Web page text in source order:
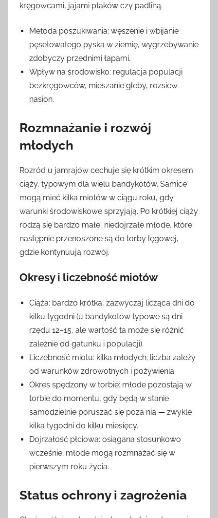
kręgowcami, jajami ptaków czy padliną.
Metoda poszukiwania: węszenie i wbijanie
pęsetowatego pyska w ziemię, wygrzebywanie
zdobyczy przednimi łapami.
Wpływ na środowisko: regulacja populacji
bezkręgowców, mieszanie gleby, rozsiew
nasion.
Rozmnażanie i rozwój
młodych
Rozród u jamrajów cechuje się krótkim okresem
ciąży, typowym dla wielu bandykotów. Samice
mogą mieć kilka miotów w ciągu roku, gdy
warunki środowiskowe sprzyjają. Po krótkiej ciąży
rodzą się bardzo małe, niedojrzałe młode, które
następnie przenoszone są do torby lęgowej,
gdzie kontynuują rozwój.
Okresy i liczebność miotów
Ciąża: bardzo krótka, zazwyczaj licząca dni do
kilku tygodni (u bandykotów typowe są dni
rzędu 12–15, ale wartość ta może się różnić
zależnie od gatunku i populacji).
Liczebność miotu: kilka młodych; liczba zależy
od warunków zdrowotnych i pożywienia.
Okres spędzony w torbie: młode pozostają w
torbie do momentu, gdy będą w stanie
samodzielnie poruszać się poza nią — zwykle
kilka tygodni do kilku miesięcy.
Dojrzałość płciowa: osiągana stosunkowo
wcześnie; młode mogą rozmnażać się w
pierwszym roku życia.
Status ochrony i zagrożenia